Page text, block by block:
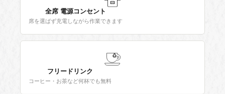
全席 電源コンセント
席を選ばず充電しながら作業できます
フリードリンク
コーヒー・お茶など何杯でも無料